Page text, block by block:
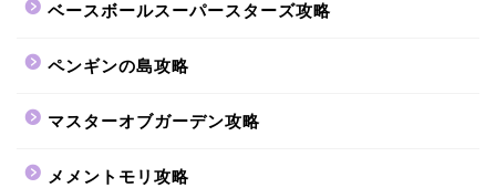
ベースボールスーパースターズ攻略
ペンギンの島攻略
マスターオブガーデン攻略
メメントモリ攻略